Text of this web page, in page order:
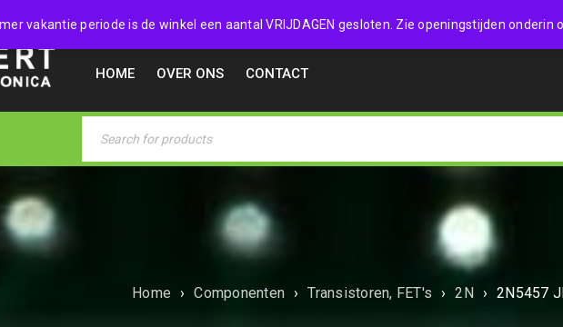
vakantie periode is de winkel een aantal VRIJDAGEN gesloten. Zie openingstijden
038 4532357
HOME OVER ONS CONTACT
Home › Componenten › Transistoren, FET's › 2N › 2N5457